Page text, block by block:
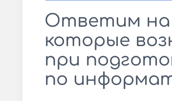
Ответим на
которые
при
по